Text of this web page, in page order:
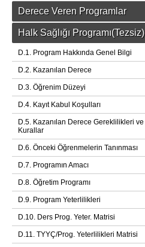
Derece Veren Programlar
Halk Sağlığı Programı(Tezsiz)
D.1. Program Hakkında Genel Bilgi
D.2. Kazanılan Derece
D.3. Öğrenim Düzeyi
D.4. Kayıt Kabul Koşulları
D.5. Kazanılan Derece Gereklilikleri ve
Kurallar
D.6. Önceki Öğrenmelerin Tanınması
D.7. Programın Amacı
D.8. Öğretim Programı
D.9. Program Yeterlilikleri
D.10. Ders Prog. Yeter. Matrisi
D.11. TYYÇ/Prog. Yeterlilikleri Matrisi